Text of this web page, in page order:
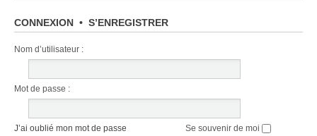
CONNEXION • S’ENREGISTRER
Nom d’utilisateur :
Mot de passe :
J’ai oublié mon mot de passe Se souvenir de moi